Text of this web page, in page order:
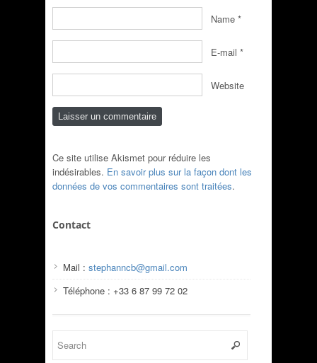
Name *
E-mail *
Website
Ce site utilise Akismet pour réduire les
indésirables. En savoir plus sur la façon dont les
données de vos commentaires sont traitées.
Contact
Mail : stephanncb@gmail.com
Téléphone : +33 6 87 99 72 02